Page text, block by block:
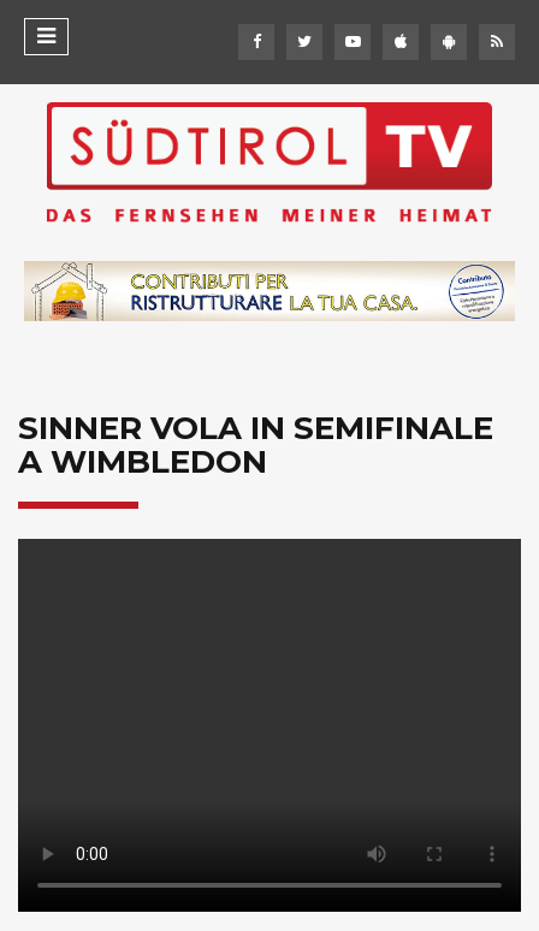
SINNER VOLA IN SEMIFINALE
A WIMBLEDON